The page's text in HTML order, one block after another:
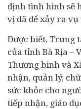
định tình hình sẽ
vị đã để xảy ra vụ
Được biết, Trung
của tỉnh Bà Rịa –
Thương binh và
nhận, quản lý,
sức khỏe cho
tiếp nhận, giáo